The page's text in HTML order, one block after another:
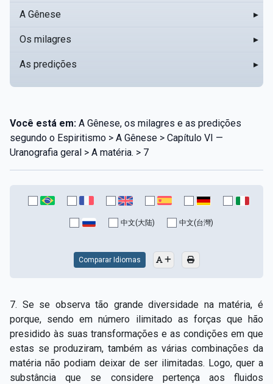
A Gênese ▸
Os milagres ▸
As predições ▸
Você está em: A Gênese, os milagres e as predições
segundo o Espiritismo > A Gênese > Capítulo VI —
Uranografia geral > A matéria. > 7
中文(大陆) 中文(台灣)
Comparar Idiomas
7. Se se observa tão grande diversidade na matéria, é
porque, sendo em número ilimitado as forças que hão
presidido às suas transformações e as condições em que
estas se produziram, também as várias combinações da
matéria não podiam deixar de ser ilimitadas. Logo, quer a
substância que se considere pertença aos fluidos